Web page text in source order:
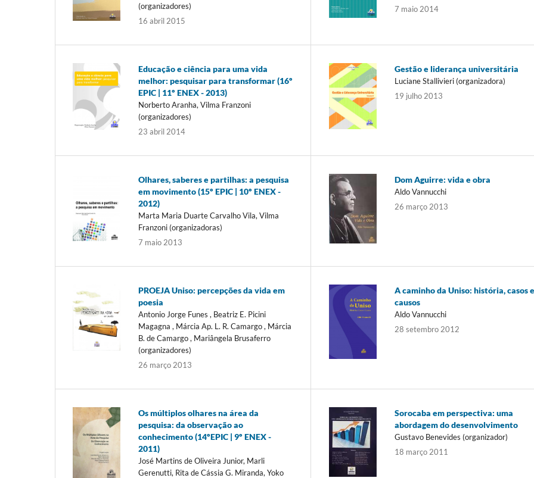
(organizadores)
16 abril 2015
7 maio 2014
Educação e ciência para uma vida
melhor: pesquisar para transformar (16º
EPIC | 11º ENEX - 2013)
Norberto Aranha, Vilma Franzoni
(organizadores)
23 abril 2014
Gestão e liderança universitária
Luciane Stallivieri (organizadora)
19 julho 2013
Olhares, saberes e partilhas: a pesquisa
em movimento (15º EPIC | 10º ENEX -
2012)
Marta Maria Duarte Carvalho Vila, Vilma
Franzoni (organizadoras)
7 maio 2013
Dom Aguirre: vida e obra
Aldo Vannucchi
26 março 2013
PROEJA Uniso: percepções da vida em
poesia
Antonio Jorge Funes , Beatriz E. Picini
Magagna , Márcia Ap. L. R. Camargo , Márcia
B. de Camargo , Mariângela Brusaferro
(organizadores)
26 março 2013
A caminho da Uniso: história, casos e
causos
Aldo Vannucchi
28 setembro 2012
Os múltiplos olhares na área da
pesquisa: da observação ao
conhecimento (14ºEPIC | 9º ENEX -
2011)
José Martins de Oliveira Junior, Marli
Gerenutti, Rita de Cássia G. Miranda, Yoko
Sorocaba em perspectiva: uma
abordagem do desenvolvimento
Gustavo Benevides (organizador)
18 março 2011